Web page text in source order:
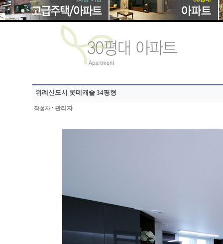
위례신도시 롯데캐슬 34평형
작성자 : 관리자